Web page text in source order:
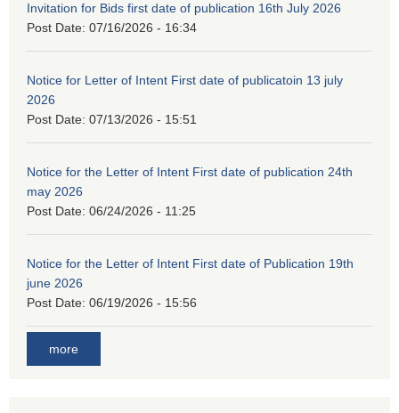
Invitation for Bids first date of publication 16th July 2026
Post Date: 07/16/2026 - 16:34
Notice for Letter of Intent First date of publicatoin 13 july
2026
Post Date: 07/13/2026 - 15:51
Notice for the Letter of Intent First date of publication 24th
may 2026
Post Date: 06/24/2026 - 11:25
Notice for the Letter of Intent First date of Publication 19th
june 2026
Post Date: 06/19/2026 - 15:56
more